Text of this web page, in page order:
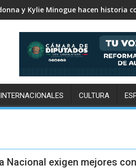
G revela el tracklist de No me
y Kylie Minogue hacen historia
INTERNACIONALES CULTURA
Nacional exigen mejores